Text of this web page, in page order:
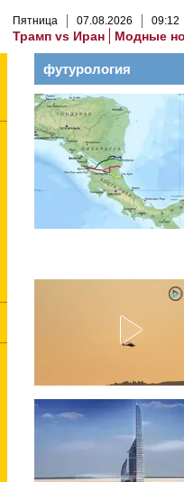
Пятница 07.08.2026 09:12
Трамп vs Иран Модные
футурология